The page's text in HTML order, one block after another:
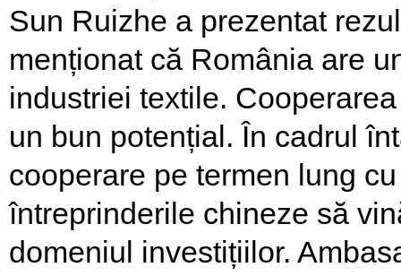
Sun Ruizhe a prezentat
menționat că România are
industriei textile.
un bun potențial. În cadrul
cooperare pe termen lung
întreprinderile chineze să
domeniul investițiilor.